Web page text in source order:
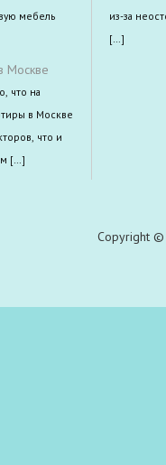
мебель
Москве
что на
в Москве
что и
[…]
из-за
[…]
Copyright ©